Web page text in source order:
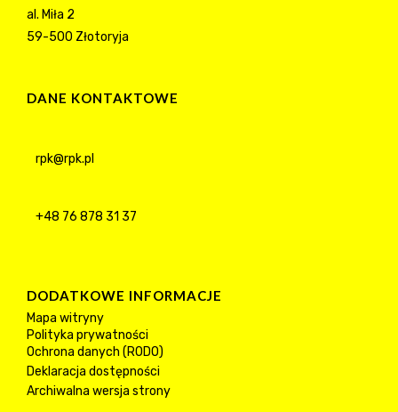
al. Miła 2
59-500 Złotoryja
DANE KONTAKTOWE
rpk@rpk.pl
+48 76 878 31 37
DODATKOWE INFORMACJE
Mapa witryny
Polityka prywatności
Ochrona danych (RODO)
Deklaracja dostępności
Archiwalna wersja strony